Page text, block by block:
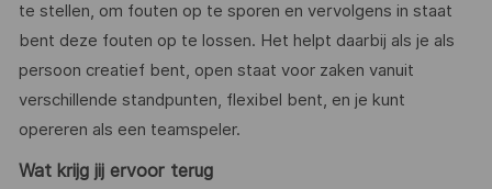
te stellen, om fouten op te sporen en vervolgens in staat
bent deze fouten op te lossen. Het helpt daarbij als je als
persoon creatief bent, open staat voor zaken vanuit
verschillende standpunten, flexibel bent, en je kunt
opereren als een teamspeler.
Wat krijg jij ervoor terug